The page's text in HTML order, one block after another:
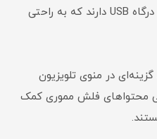
تلویزیون‌های جدید معمولاً چندین درگاه USB دارند که به راحتی
در منوی تلویزیون
محتواهای فلش مموری کمک